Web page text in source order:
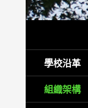
學校沿革
組織架構